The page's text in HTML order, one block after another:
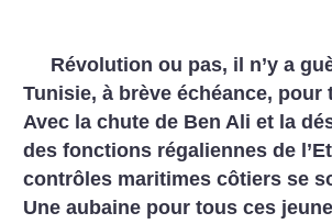
Révolution ou pas, il n’y a
Tunisie, à brève échéance, pour
Avec la chute de Ben Ali et la
des fonctions régaliennes de
contrôles maritimes côtiers se
Une aubaine pour tous ces